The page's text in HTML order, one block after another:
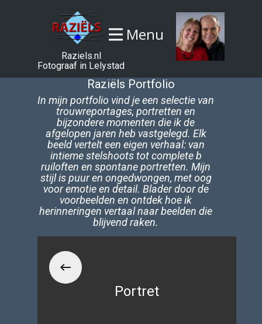
Menu
Raziels.nl
Fotograaf in Lelystad
Raziëls Portfolio
In mijn portfolio vind je een selectie van
trouwreportages, portretten en
bijzondere momenten die ik de
afgelopen jaren heb vastgelegd. Elk
beeld vertelt een eigen verhaal: van
intieme stelshoots tot complete b​
ruiloften en spontane portretten. Mijn
stijl is puur en ongedwongen, met oog
voor emotie en detail. Blader door de
voorbeelden en ontdek hoe ik
herinneringen vertaal naar beelden die
blijvend raken.
Portret